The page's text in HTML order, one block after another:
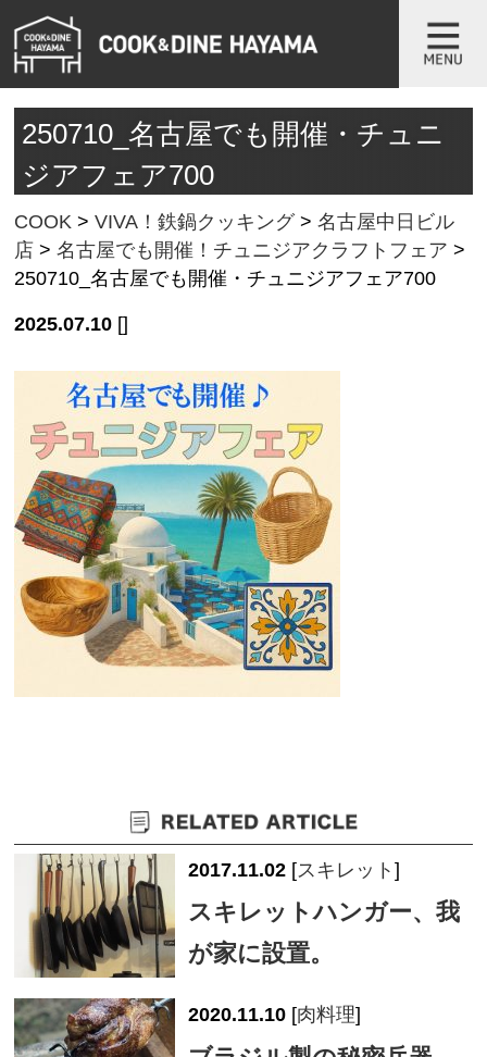
250710_名古屋でも開催・チュニ
ジアフェア700
COOK >VIVA！鉄鍋クッキング>名古屋中日ビル
店 >名古屋でも開催！チュニジアクラフトフェア >
250710_名古屋でも開催・チュニジアフェア700
2025.07.10 []
2017.11.02 [スキレット]
スキレットハンガー、我
が家に設置。
2020.11.10 [肉料理]